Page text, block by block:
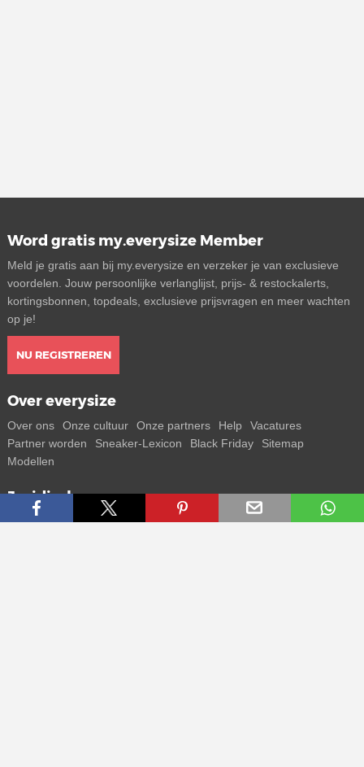
Word gratis my.everysize Member
Meld je gratis aan bij my.everysize en verzeker je van exclusieve
voordelen. Jouw persoonlijke verlanglijst, prijs- & restockalerts,
kortingsbonnen, topdeals, exclusieve prijsvragen en meer wachten
op je!
NU REGISTREREN
Over everysize
Over ons Onze cultuur Onze partners Help
Vacatures
Partner worden
Sneaker-Lexicon Black Friday
Sitemap
Modellen
Juridisch
Voorwaarden Privacybeleid Colofon Contact